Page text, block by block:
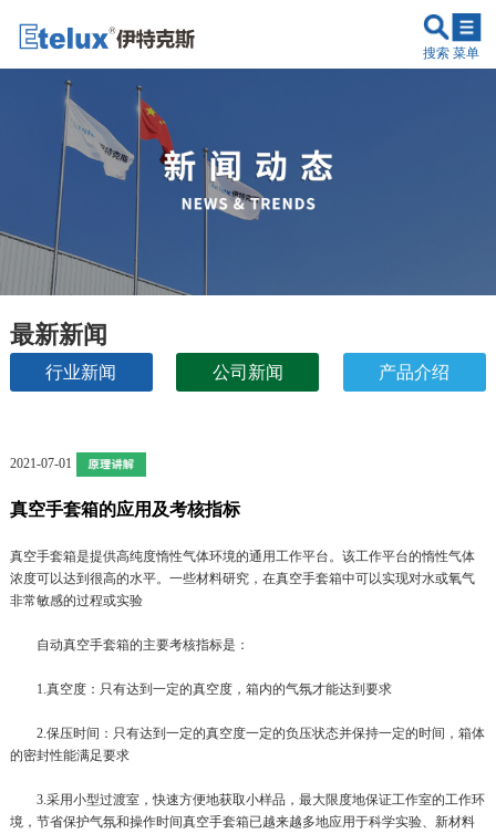
菜单
搜索
最新新闻
行业新闻 公司新闻 产品介绍
2021-07-01
真空手套箱的应用及考核指标
真空手套箱是提供高纯度惰性气体环境的通用工作平台。该工作平台的惰性气体
浓度可以达到很高的水平。一些材料研究，在真空手套箱中可以实现对水或氧气
非常敏感的过程或实验
自动真空手套箱的主要考核指标是：
1.真空度：只有达到一定的真空度，箱内的气氛才能达到要求
2.保压时间：只有达到一定的真空度一定的负压状态并保持一定的时间，箱体
的密封性能满足要求
3.采用小型过渡室，快速方便地获取小样品，最大限度地保证工作室的工作环
境，节省保护气氛和操作时间真空手套箱已越来越多地应用于科学实验、新材料